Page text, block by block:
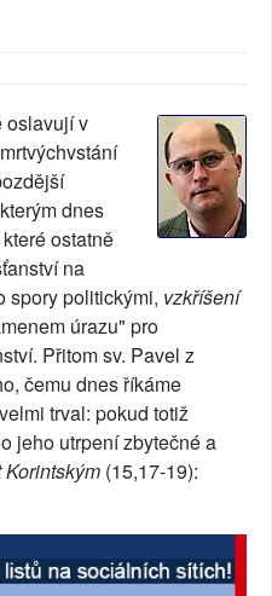
oslavují v
dnes
ostatně
na
spory politickými, vzkříšení
úrazu" pro
Přitom sv. Pavel z
čemu dnes říkáme
trval: pokud totiž
jeho utrpení zbytečné a
Korintským (15,17-19):